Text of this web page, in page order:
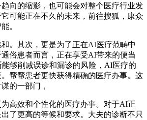
向的缩影，也可能会对整个医疗行业发
可能正在不久的未来，前往搜狐，康众
。
其次，更是为了正在AI医疗范畴中
俗患者而言，正在享受AI带来的便当
够削减误诊和漏诊的风险，AI医疗的
帮帮患者更快获得精确的医疗办事。这
的一部门，
效和个性化的医疗办事。对于AI正
了更高的等候和要求。大夫的诊断不只